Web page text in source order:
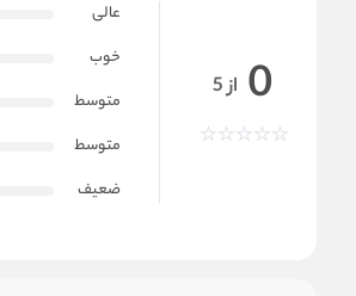
0 از 5
عالی
خوب
متوسط
متوسط
ضعیف